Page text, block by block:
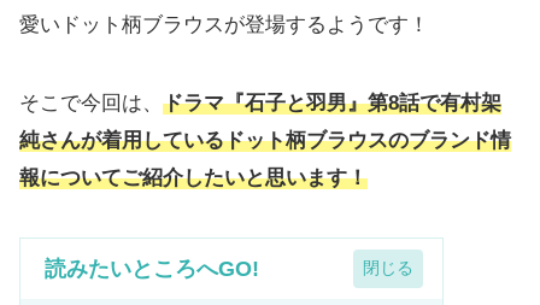
愛いドット柄ブラウスが登場するようです！
そこで今回は、 ドラマ『石子と羽男』第8話で有村架
純さんが着用しているドット柄ブラウスのブランド情
報についてご紹介したいと思います！
読みたいところへGO!